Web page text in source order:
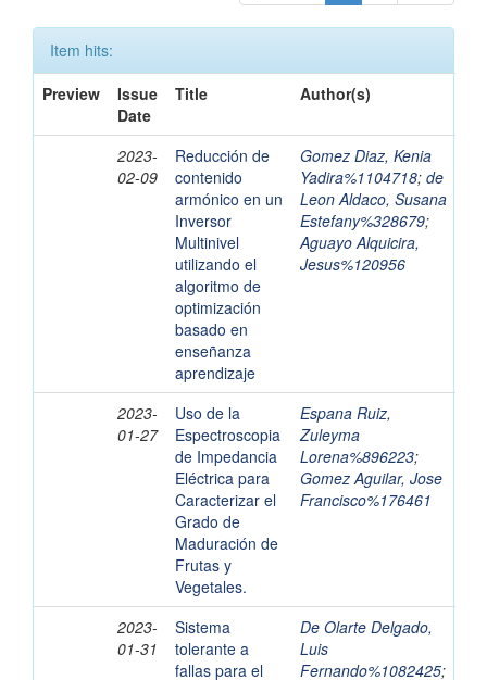
Item hits:
Preview
Issue
Date
Title Author(s)
2023-
02-09
Reducción de
contenido
armónico en un
Inversor
Multinivel
utilizando el
algoritmo de
optimización
basado en
enseñanza
aprendizaje
Gomez Diaz, Kenia
Yadira%1104718; de
Leon Aldaco, Susana
Estefany%328679;
Aguayo Alquicira,
Jesus%120956
2023-
01-27
Uso de la
Espectroscopia
de Impedancia
Eléctrica para
Caracterizar el
Grado de
Maduración de
Frutas y
Vegetales.
Espana Ruiz,
Zuleyma
Lorena%896223;
Gomez Aguilar, Jose
Francisco%176461
2023-
01-31
Sistema
tolerante a
fallas para el
De Olarte Delgado,
Luis
Fernando%1082425;